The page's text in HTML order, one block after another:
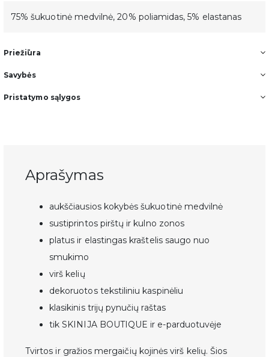
75% šukuotinė medvilnė, 20% poliamidas, 5% elastanas
Priežiūra
Savybės
Pristatymo sąlygos
Aprašymas
aukščiausios kokybės šukuotinė medvilnė
sustiprintos pirštų ir kulno zonos
platus ir elastingas kraštelis saugo nuo
smukimo
virš kelių
dekoruotos tekstiliniu kaspinėliu
klasikinis trijų pynučių raštas
tik SKINIJA BOUTIQUE ir e-parduotuvėje
Tvirtos ir gražios mergaičių kojinės virš kelių. Šios